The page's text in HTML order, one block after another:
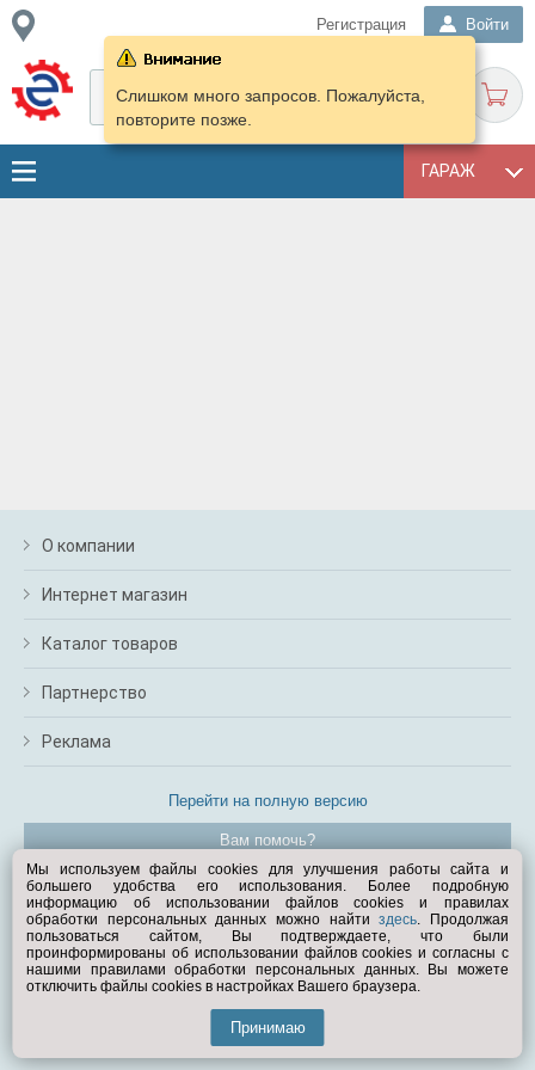
Регистрация Войти
ГАРАЖ
Слишком много запросов. Пожалуйста,
повторите позже.
О компании
Интернет магазин
Каталог товаров
Партнерство
Реклама
Перейти на полную версию
Вам помочь?
© Exist.ru 1998—2026
Мы используем файлы cookies для улучшения работы сайта и
большего удобства его использования. Более подробную
информацию об использовании файлов cookies и правилах
обработки персональных данных можно найтиздесь. Продолжая
пользоваться сайтом, Вы подтверждаете, что были
проинформированы об использовании файлов cookies и согласны с
нашими правилами обработки персональных данных. Вы можете
отключить файлы cookies в настройках Вашего браузера.
Принимаю